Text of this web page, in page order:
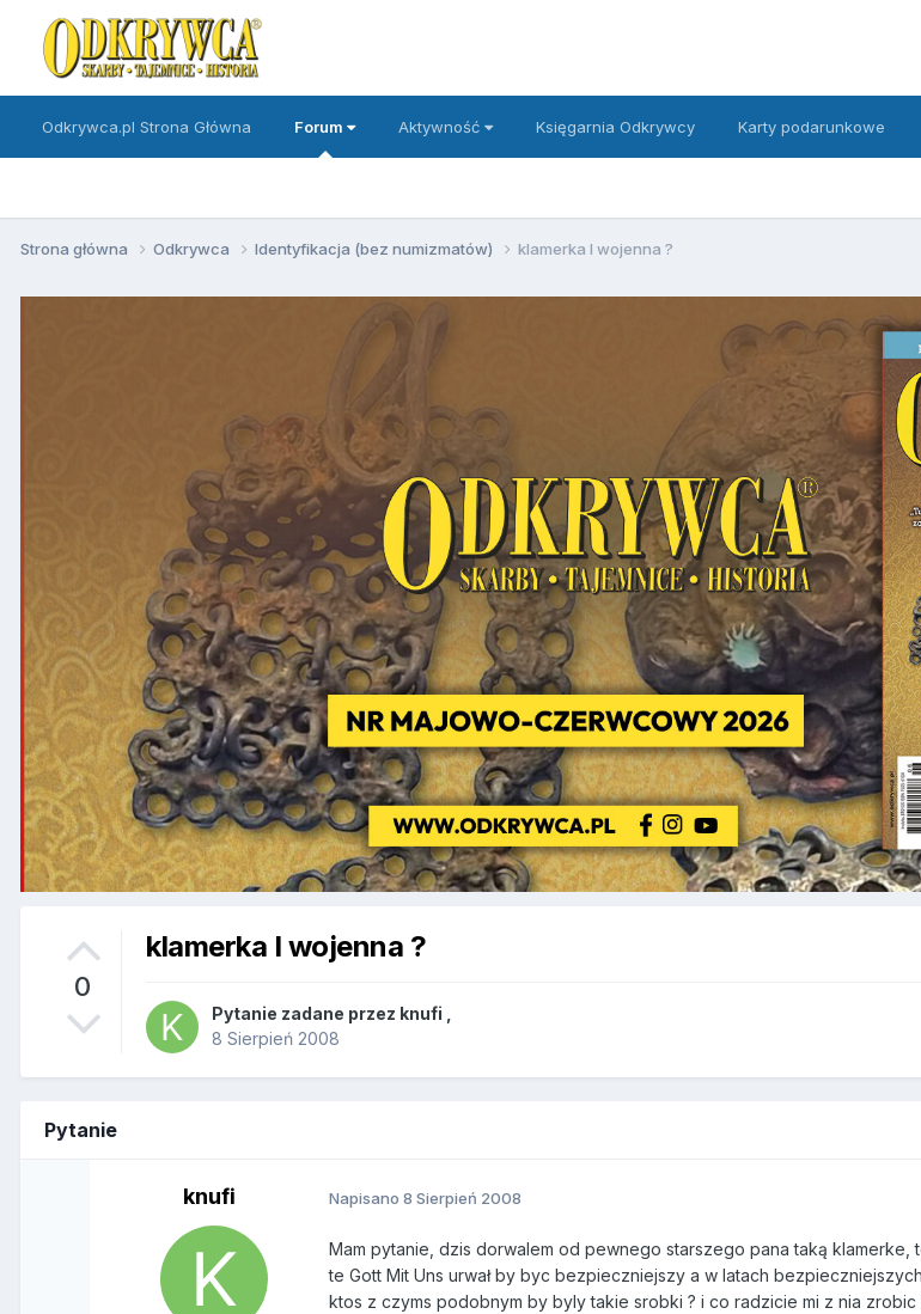
Odkrywca.pl Strona Główna Forum Aktywność Księgarnia Odkrywcy Karty podarunkowe
Strona główna Odkrywca Identyfikacja (bez numizmatów) klamerka I wojenna ?
0
klamerka I wojenna ?
Pytanie zadane przez knufi
8 Sierpień 2008
Pytanie
knufi Napisano8 Sierpień 2008
Mam pytanie, dzis dorwalem od pewnego starszego pana taką
te Gott Mit Uns urwał by byc bezpieczniejszy a w latach
ktos z czyms podobnym by byly takie srobki ? i co radzicie mi z nia